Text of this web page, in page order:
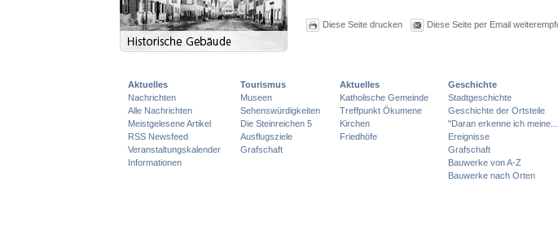
Diese Seite drucken Diese Seite per Email
Aktuelles
Nachrichten
Alle Nachrichten
Meistgelesene Artikel
RSS Newsfeed
Veranstaltungskalender
Informationen
Tourismus
Museen
Sehenswürdigkeiten
Die Steinreichen 5
Ausflugsziele
Grafschaft
Aktuelles
Katholische Gemeinde
Treffpunkt Ökumene
Kirchen
Friedhöfe
Geschichte
Stadtgeschichte
Geschichte der Ortsteile
"Daran erkenne ich meine...
Ereignisse
Grafschaft
Bauwerke von A-Z
Bauwerke nach Orten